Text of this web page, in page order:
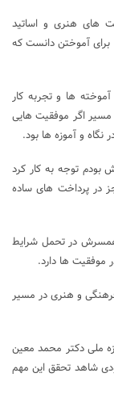
های هنری و اساتید
برای آموختن دانست که
ها و تجربه کار
مسیر اگر موفقیت هایی
و آموزه ها بود.
بودم توجه به کار کرد
در پرداخت های ساده
در تحمل شرایط
موفقیت ها دارد.
و هنری در مسیر
ملی دکتر محمد معین
شاهد تحقق این مهم